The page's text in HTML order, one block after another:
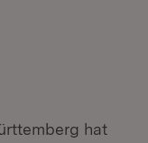
hat